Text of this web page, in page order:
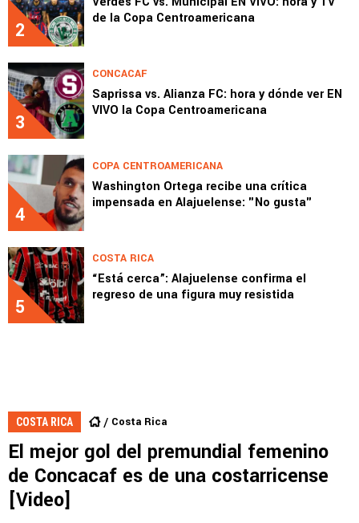
2
de la Copa Centroamericana
3
CONCACAF
Saprissa vs. Alianza FC: hora y dónde ver EN
VIVO la Copa Centroamericana
4
COPA CENTROAMERICANA
Washington Ortega recibe una crítica
impensada en Alajuelense: "No gusta"
5
COSTA RICA
“Está cerca”: Alajuelense confirma el
regreso de una figura muy resistida
COSTA RICA Costa Rica
El mejor gol del premundial femenino
de Concacaf es de una costarricense
[Video]